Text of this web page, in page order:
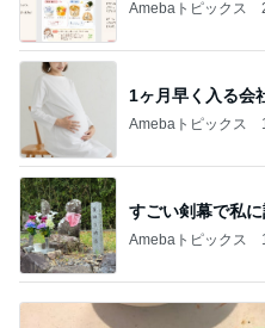
Amebaトピックス
1ヶ月早く入る会
Amebaトピックス
すごい剣幕で私
Amebaトピックス